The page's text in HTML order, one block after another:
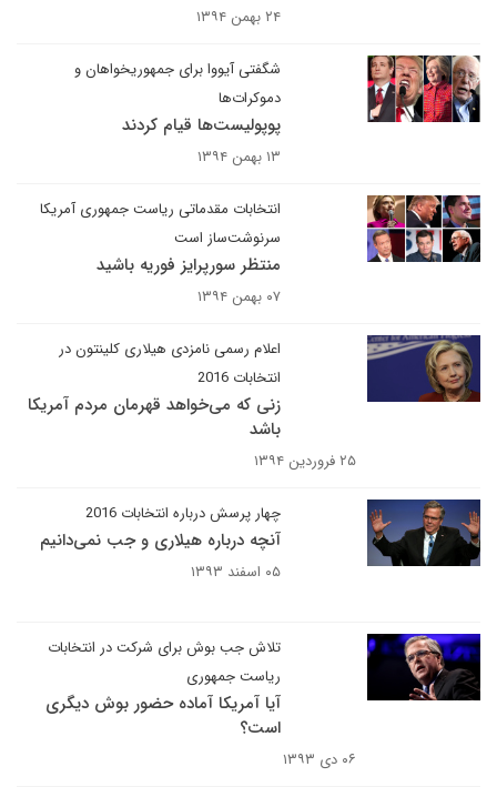
۲۴ بهمن ۱۳۹۴
شگفتی آیووا برای جمهوریخواهان و
دموکرات‌ها
پوپولیست‌ها قیام کردند
۱۳ بهمن ۱۳۹۴
انتخابات مقدماتی ریاست جمهوری‌ آمریکا
سرنوشت‌ساز است
منتظر سورپرایز فوریه باشید
۰۷ بهمن ۱۳۹۴
اعلام رسمی نامزدی هیلاری کلینتون در
انتخابات 2016
زنی که می‌خواهد قهرمان مردم آمریکا
باشد
۲۵ فروردین ۱۳۹۴
چهار پرسش درباره انتخابات 2016
آنچه درباره هیلاری و جب نمی‌دانیم
۰۵ اسفند ۱۳۹۳
تلاش جب بوش برای شرکت در انتخابات
ریاست جمهوری
آیا آمریکا آماده حضور بوش دیگری
است؟
۰۶ دی ۱۳۹۳